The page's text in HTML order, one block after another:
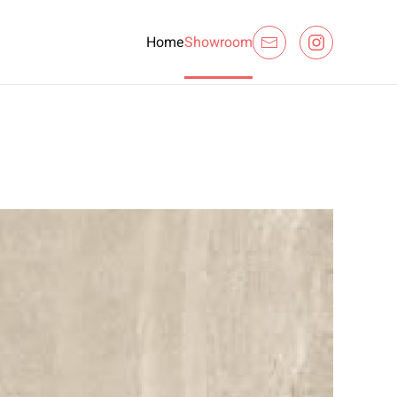
HomeShowroom